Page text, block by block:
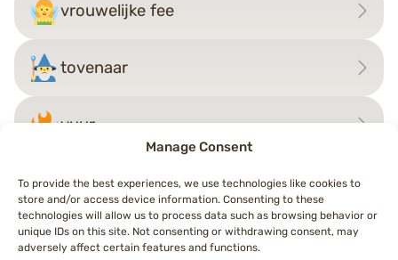
Manage Consent
To provide the best experiences, we use technologies like cookies to
store and/or access device information. Consenting to these
technologies will allow us to process data such as browsing behavior or
unique IDs on this site. Not consenting or withdrawing consent, may
adversely affect certain features and functions.
vrouwelijke fee
tovenaar
vuur
Bericht
navigatie
←persoon in lotuspositietovenaar→